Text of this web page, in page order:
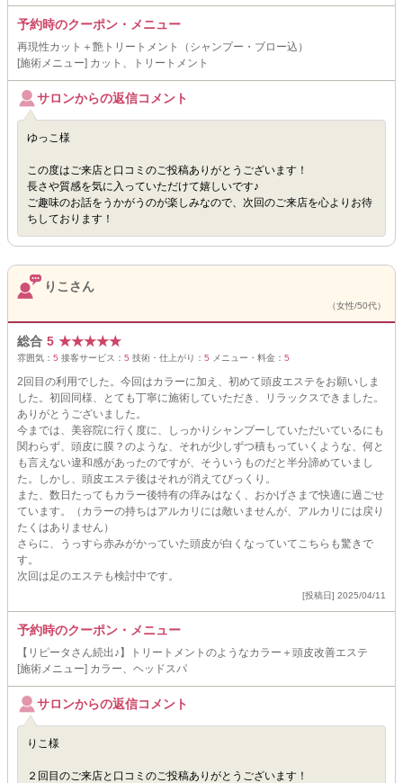
予約時のクーポン・メニュー
再現性カット＋艶トリートメント（シャンプー・ブロー込）
[施術メニュー] カット、トリートメント
サロンからの返信コメント
ゆっこ様
この度はご来店と口コミのご投稿ありがとうございます！
長さや質感を気に入っていただけて嬉しいです♪
ご趣味のお話をうかがうのが楽しみなので、次回のご来店を心よりお待
ちしております！
りこさん
（女性/50代）
総合 5 ★★★★★
雰囲気： 5 接客サービス： 5 技術・仕上がり： 5 メニュー・料金： 5
2回目の利用でした。今回はカラーに加え、初めて頭皮エステをお願いしま
した。初回同様、とても丁寧に施術していただき、リラックスできました。
ありがとうございました。
今までは、美容院に行く度に、しっかりシャンプーしていただいているにも
関わらず、頭皮に膜？のような、それが少しずつ積もっていくような、何と
も言えない違和感があったのですが、そういうものだと半分諦めていまし
た。しかし、頭皮エステ後はそれが消えてびっくり。
また、数日たってもカラー後特有の痒みはなく、おかげさまで快適に過ごせ
ています。（カラーの持ちはアルカリには敵いませんが、アルカリには戻り
たくはありません）
さらに、うっすら赤みがかっていた頭皮が白くなっていてこちらも驚きで
す。
次回は足のエステも検討中です。
[投稿日] 2025/04/11
予約時のクーポン・メニュー
【リピータさん続出♪】トリートメントのようなカラー＋頭皮改善エステ
[施術メニュー] カラー、ヘッドスパ
サロンからの返信コメント
りこ様
２回目のご来店と口コミのご投稿ありがとうございます！